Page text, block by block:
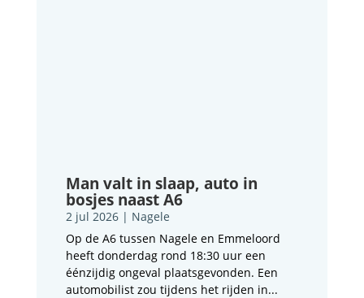
Man valt in slaap, auto in
bosjes naast A6
2 jul 2026| Nagele
Op de A6 tussen Nagele en Emmeloord
heeft donderdag rond 18:30 uur een
éénzijdig ongeval plaatsgevonden. Een
automobilist zou tijdens het rijden in...